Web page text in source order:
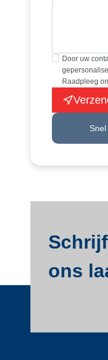
Door uw
Raadpleeg
ons